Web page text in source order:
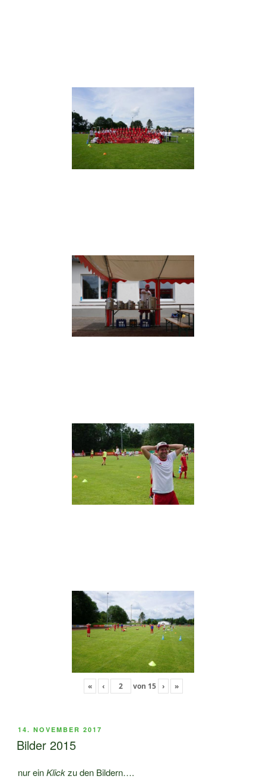
« ‹ von 15 › »
VERÖFFENTLICHT
AM
14. NOVEMBER 2017
Bilder 2015
nur einKlickzu den Bildern….